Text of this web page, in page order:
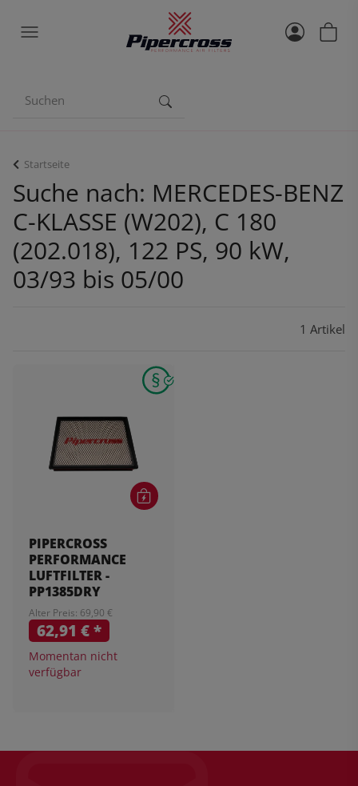
Startseite
Suche nach: MERCEDES-BENZ
C-KLASSE (W202), C 180
(202.018), 122 PS, 90 kW,
03/93 bis 05/00
1 Artikel
PIPERCROSS
PERFORMANCE
LUFTFILTER -
PP1385DRY
Alter Preis: 69,90 €
62,91 €*
Momentan nicht
verfügbar